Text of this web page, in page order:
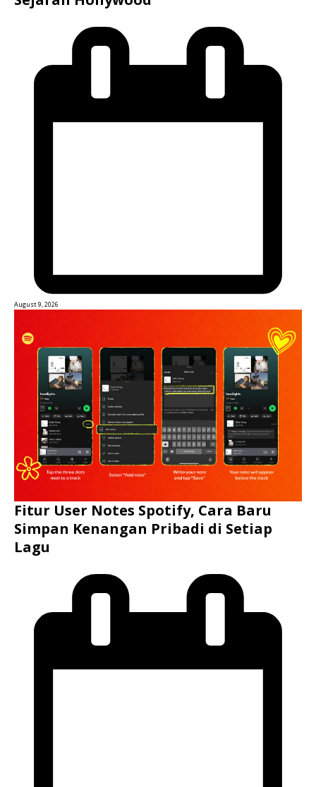
August 9, 2026
Fitur User Notes Spotify, Cara Baru
Simpan Kenangan Pribadi di Setiap
Lagu